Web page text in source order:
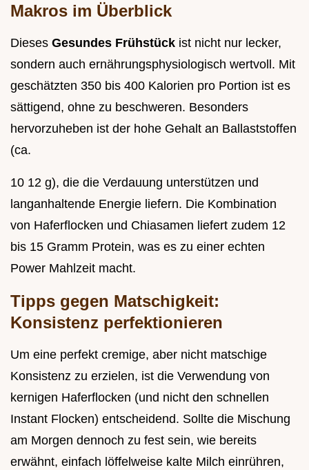
Makros im Überblick
Dieses Gesundes Frühstück ist nicht nur lecker,
sondern auch ernährungsphysiologisch wertvoll. Mit
geschätzten 350 bis 400 Kalorien pro Portion ist es
sättigend, ohne zu beschweren. Besonders
hervorzuheben ist der hohe Gehalt an Ballaststoffen
(ca.
10 12 g), die die Verdauung unterstützen und
langanhaltende Energie liefern. Die Kombination
von Haferflocken und Chiasamen liefert zudem 12
bis 15 Gramm Protein, was es zu einer echten
Power Mahlzeit macht.
Tipps gegen Matschigkeit:
Konsistenz perfektionieren
Um eine perfekt cremige, aber nicht matschige
Konsistenz zu erzielen, ist die Verwendung von
kernigen Haferflocken (und nicht den schnellen
Instant Flocken) entscheidend. Sollte die Mischung
am Morgen dennoch zu fest sein, wie bereits
erwähnt, einfach löffelweise kalte Milch einrühren,